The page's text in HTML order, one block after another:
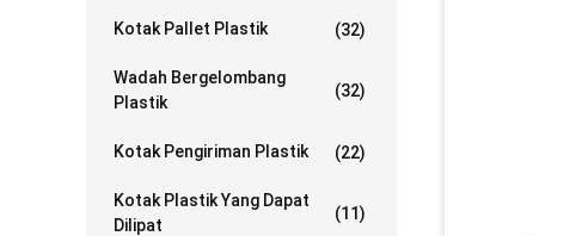
Kotak Pallet Plastik (32)
Wadah Bergelombang
Plastik
(32)
Kotak Pengiriman Plastik (22)
Kotak Plastik Yang Dapat
Dilipat
(11)